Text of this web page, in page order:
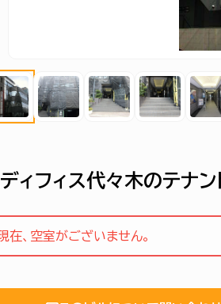
ィフィス代々木のテナ
在、空室がございません。